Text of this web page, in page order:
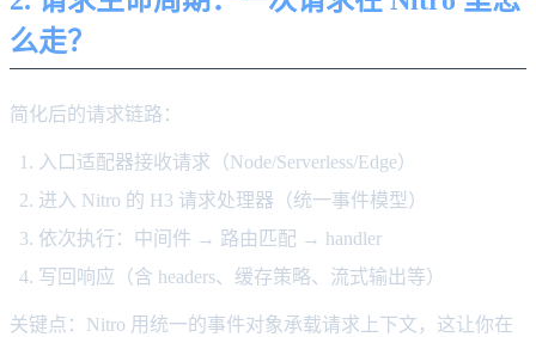
么走？
简化后的请求链路：
入口适配器接收请求（Node/Serverless/Edge）
进入 Nitro 的 H3 请求处理器（统一事件模型）
依次执行：中间件 → 路由匹配 → handler
写回响应（含 headers、缓存策略、流式输出等）
关键点：Nitro 用统一的事件对象承载请求上下文，这让你在